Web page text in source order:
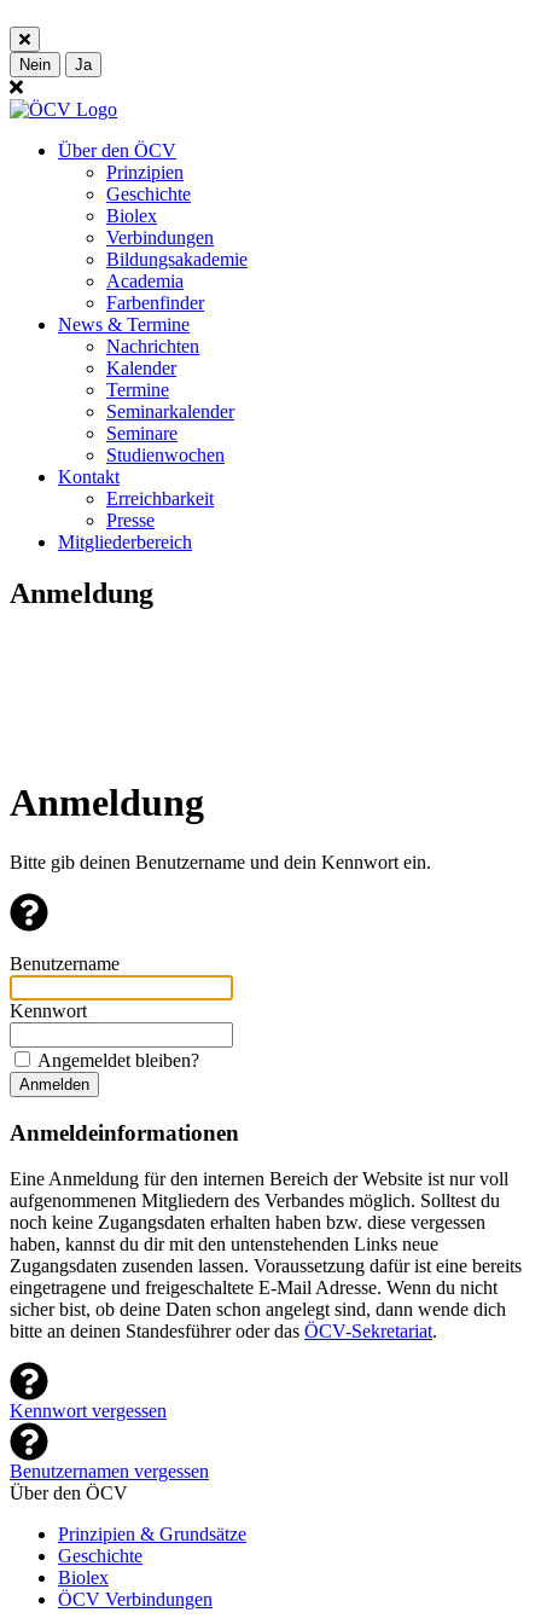
Nein Ja
Über den ÖCV
Prinzipien
Geschichte
Biolex
Verbindungen
Bildungsakademie
Academia
Farbenfinder
News & Termine
Nachrichten
Kalender
Termine
Seminarkalender
Seminare
Studienwochen
Kontakt
Erreichbarkeit
Presse
Mitgliederbereich
Anmeldung
Anmeldung
Bitte gib deinen Benutzername und dein Kennwort ein.
Benutzername
Kennwort
Angemeldet bleiben?
Anmelden
Anmeldeinformationen
Eine Anmeldung für den internen Bereich der Website ist nur voll
aufgenommenen Mitgliedern des Verbandes möglich. Solltest du
noch keine Zugangsdaten erhalten haben bzw. diese vergessen
haben, kannst du dir mit den untenstehenden Links neue
Zugangsdaten zusenden lassen. Voraussetzung dafür ist eine bereits
eingetragene und freigeschaltete E-Mail Adresse. Wenn du nicht
sicher bist, ob deine Daten schon angelegt sind, dann wende dich
bitte an deinen Standesführer oder das ÖCV-Sekretariat.
Kennwort vergessen
Benutzernamen vergessen
Über den ÖCV
Prinzipien & Grundsätze
Geschichte
Biolex
ÖCV Verbindungen